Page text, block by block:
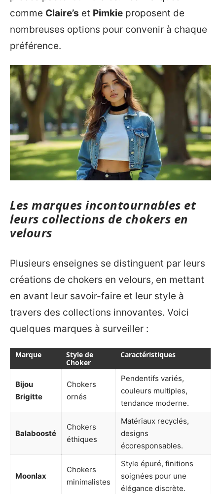
comme Claire’s et Pimkie proposent de
nombreuses options pour convenir à chaque
préférence.
Les marques incontournables et
leurs collections de chokers en
velours
Plusieurs enseignes se distinguent par leurs
créations de chokers en velours, en mettant
en avant leur savoir-faire et leur style à
travers des collections innovantes. Voici
quelques marques à surveiller :
Marque
Style de
Choker
Caractéristiques
Bijou
Brigitte
Chokers
ornés
Pendentifs variés,
couleurs multiples,
tendance moderne.
Balaboosté
Chokers
éthiques
Matériaux recyclés,
designs
écoresponsables.
Moonlax
Chokers
minimalistes
Style épuré, finitions
soignées pour une
élégance discrète.